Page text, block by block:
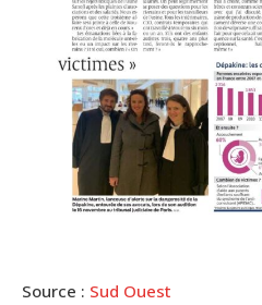
Source : Sud Ouest